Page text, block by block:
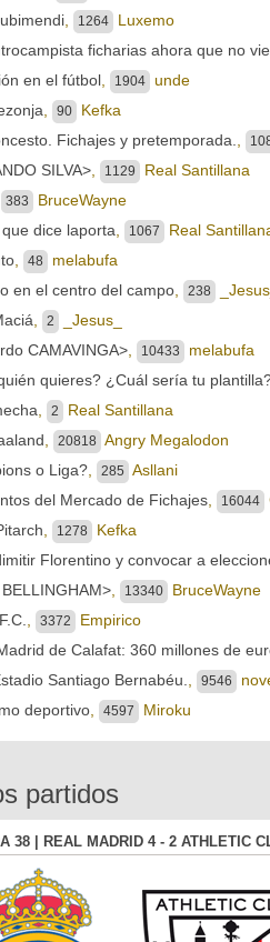
1264
Luxemo
ficharias ahora que no
en el fútbol
1904
unde
90
Kefka
Fichajes y pretemporada.
SILVA>
1129
Real Santillana
383
BruceWayne
dice laporta
1067
Real
48
melabufa
en el centro del campo
238
_Jesus_
2
_Jesus_
CAMAVINGA>
10433
melabufa
quieres? ¿Cuál sería tu
2
Real Santillana
20818
Angry Megalodon
o Liga?
285
Asllani
del Mercado de Fichajes
16044
1278
Kefka
Florentino y convocar a
13340
BruceWayne
3372
Empirico
de Calafat: 360 millones de
Santiago Bernabéu.
9546
deportivo
4597 Miroku
partidos
38 | REAL MADRID 4 - 2 ATHLETIC